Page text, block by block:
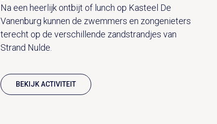
Na een heerlijk ontbijt of lunch op Kasteel De
Vanenburg kunnen de zwemmers en zongenieters
terecht op de verschillende zandstrandjes van
Strand Nulde.
BEKIJK ACTIVITEIT